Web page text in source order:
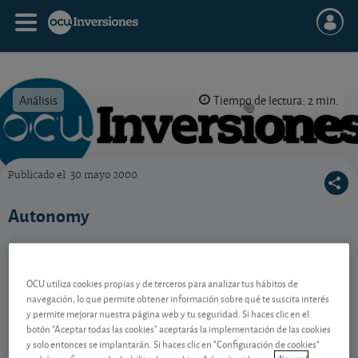
Análisis Tiempo de lectura: 2 min.
Publicado el 30 mayo 2000
Autonomy
Contenido reservado a SOCIOS
Gestiona tu dinero con visión
OCU utiliza cookies propias y de terceros para analizar tus hábitos de
navegación, lo que permite obtener información sobre qué te suscita interés
y permite mejorar nuestra página web y tu seguridad. Si haces clic en el
botón "Aceptar todas las cookies" aceptarás la implementación de las cookies
y solo entonces se implantarán. Si haces clic en "Configuración de cookies"